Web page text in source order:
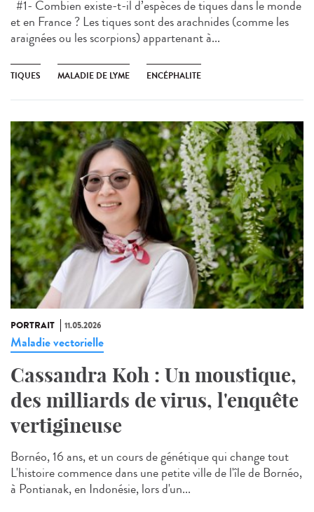
#1- Combien existe-t-il d’espèces de tiques dans le monde
et en France ? Les tiques sont des arachnides (comme les
araignées ou les scorpions) appartenant à...
TIQUES MALADIE DE LYME ENCÉPHALITE
PORTRAIT 11.05.2026
Maladie vectorielle
Cassandra Koh : Un moustique,
des milliards de virus, l'enquête
vertigineuse
Bornéo, 16 ans, et un cours de génétique qui change tout
L'histoire commence dans une petite ville de l'île de Bornéo,
à Pontianak, en Indonésie, lors d'un...